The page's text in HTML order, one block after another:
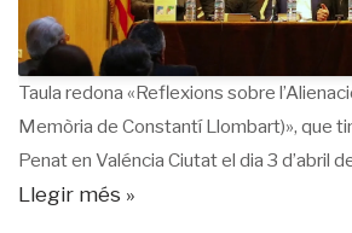
Taula redona «Reflexions sobre
Memòria de Constantí Llombart)», que
Penat en Valéncia Ciutat el dia 3 d’abril
Llegir més »